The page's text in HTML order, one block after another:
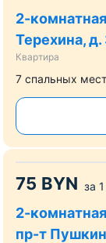
2-
Терехина, д.
Квартира
7 спальных мест
75 BYN за
2-
пр-т